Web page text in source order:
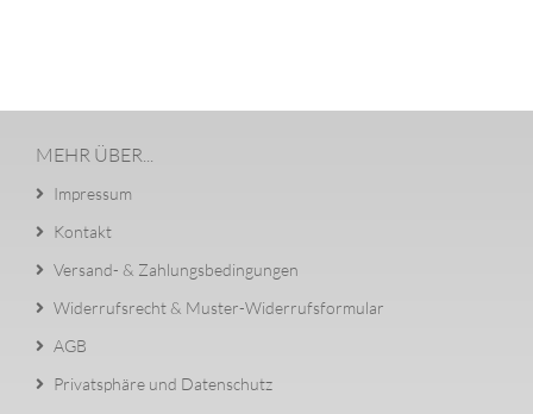
MEHR ÜBER...
Impressum
Kontakt
Versand- & Zahlungsbedingungen
Widerrufsrecht & Muster-Widerrufsformular
AGB
Privatsphäre und Datenschutz